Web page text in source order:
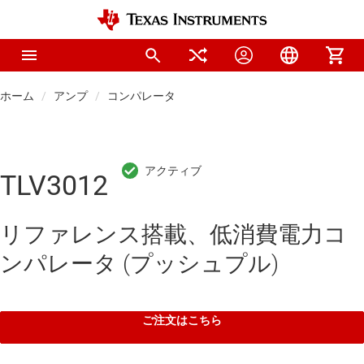
ホーム アンプ コンパレータ
TLV3012
リファレンス搭載、低消費電力コ
ンパレータ (プッシュプル)
ご注文はこちら